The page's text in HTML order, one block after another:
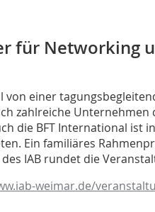
für Networking
einer
zahlreiche Unternehmen
die BFT International ist
Ein familiäres
IAB rundet die
weimar.de/